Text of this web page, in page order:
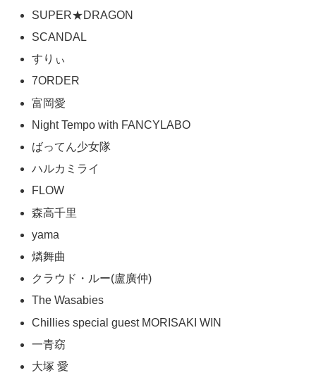
SUPER★DRAGON
SCANDAL
すりぃ
7ORDER
富岡愛
Night Tempo with FANCYLABO
ばってん少女隊
ハルカミライ
FLOW
森高千里
yama
燐舞曲
クラウド・ルー(盧廣仲)
The Wasabies
Chillies special guest MORISAKI WIN
一青窈
大塚 愛